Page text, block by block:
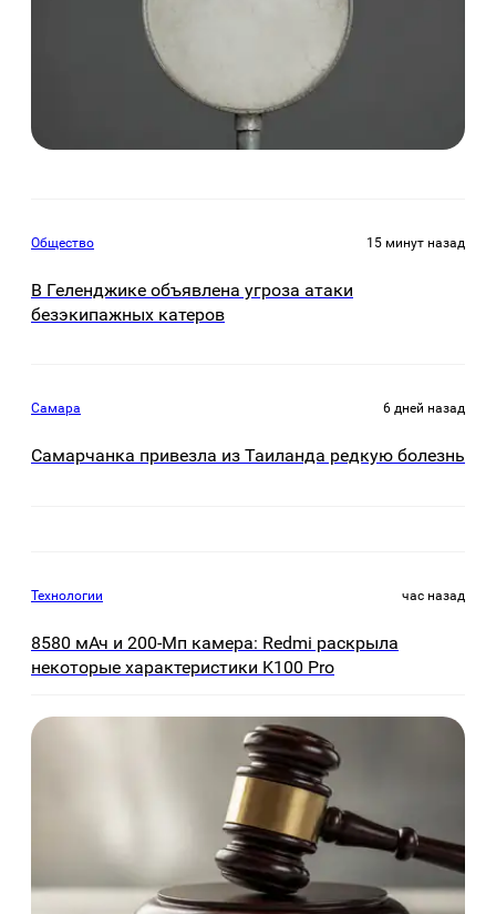
Общество 15 минут назад
В Геленджике объявлена угроза атаки
безэкипажных катеров
Самара 6 дней назад
Самарчанка привезла из Таиланда редкую болезнь
Технологии час назад
8580 мАч и 200-Мп камера: Redmi раскрыла
некоторые характеристики K100 Pro